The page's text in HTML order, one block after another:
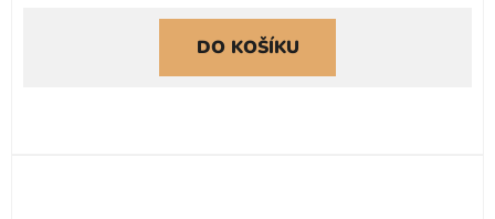
DO KOŠÍKU